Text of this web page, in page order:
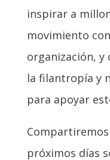
inspirar a
movimiento
organización, y
la filantropía y
para apoyar
próximos días